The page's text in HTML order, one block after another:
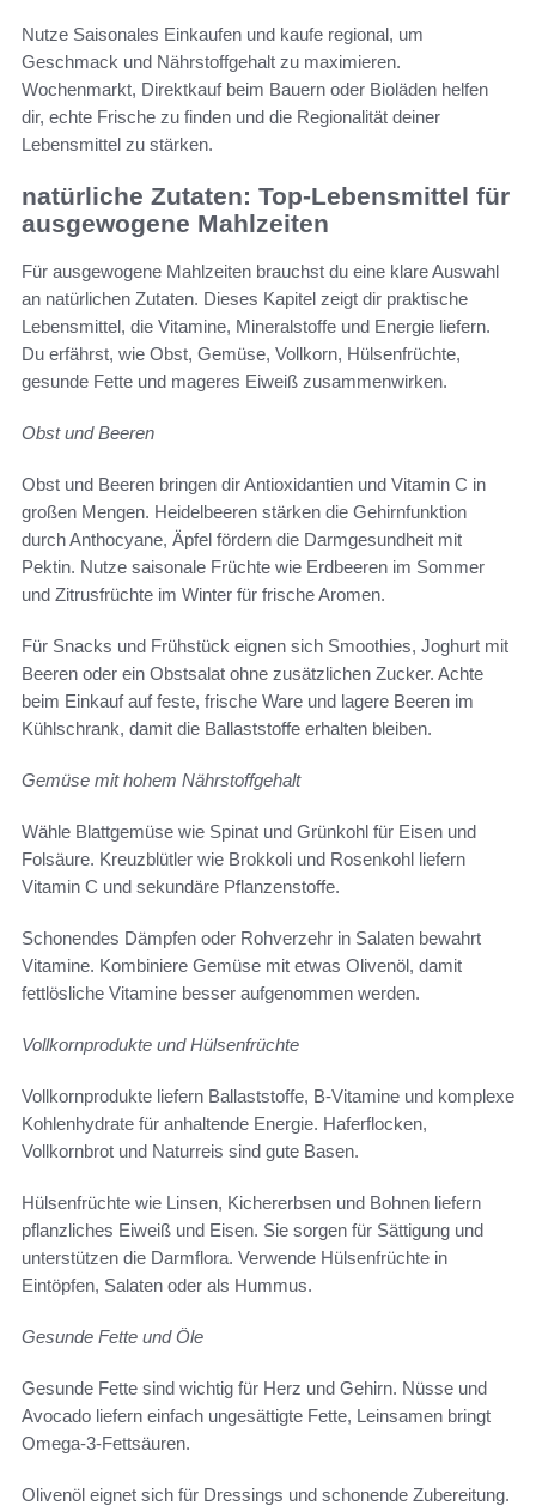
Nutze Saisonales Einkaufen und kaufe regional, um
Geschmack und Nährstoffgehalt zu maximieren.
Wochenmarkt, Direktkauf beim Bauern oder Bioläden helfen
dir, echte Frische zu finden und die Regionalität deiner
Lebensmittel zu stärken.
natürliche Zutaten: Top-Lebensmittel für
ausgewogene Mahlzeiten
Für ausgewogene Mahlzeiten brauchst du eine klare Auswahl
an natürlichen Zutaten. Dieses Kapitel zeigt dir praktische
Lebensmittel, die Vitamine, Mineralstoffe und Energie liefern.
Du erfährst, wie Obst, Gemüse, Vollkorn, Hülsenfrüchte,
gesunde Fette und mageres Eiweiß zusammenwirken.
Obst und Beeren
Obst und Beeren bringen dir Antioxidantien und Vitamin C in
großen Mengen. Heidelbeeren stärken die Gehirnfunktion
durch Anthocyane, Äpfel fördern die Darmgesundheit mit
Pektin. Nutze saisonale Früchte wie Erdbeeren im Sommer
und Zitrusfrüchte im Winter für frische Aromen.
Für Snacks und Frühstück eignen sich Smoothies, Joghurt mit
Beeren oder ein Obstsalat ohne zusätzlichen Zucker. Achte
beim Einkauf auf feste, frische Ware und lagere Beeren im
Kühlschrank, damit die Ballaststoffe erhalten bleiben.
Gemüse mit hohem Nährstoffgehalt
Wähle Blattgemüse wie Spinat und Grünkohl für Eisen und
Folsäure. Kreuzblütler wie Brokkoli und Rosenkohl liefern
Vitamin C und sekundäre Pflanzenstoffe.
Schonendes Dämpfen oder Rohverzehr in Salaten bewahrt
Vitamine. Kombiniere Gemüse mit etwas Olivenöl, damit
fettlösliche Vitamine besser aufgenommen werden.
Vollkornprodukte und Hülsenfrüchte
Vollkornprodukte liefern Ballaststoffe, B-Vitamine und komplexe
Kohlenhydrate für anhaltende Energie. Haferflocken,
Vollkornbrot und Naturreis sind gute Basen.
Hülsenfrüchte wie Linsen, Kichererbsen und Bohnen liefern
pflanzliches Eiweiß und Eisen. Sie sorgen für Sättigung und
unterstützen die Darmflora. Verwende Hülsenfrüchte in
Eintöpfen, Salaten oder als Hummus.
Gesunde Fette und Öle
Gesunde Fette sind wichtig für Herz und Gehirn. Nüsse und
Avocado liefern einfach ungesättigte Fette, Leinsamen bringt
Omega-3-Fettsäuren.
Olivenöl eignet sich für Dressings und schonende Zubereitung.